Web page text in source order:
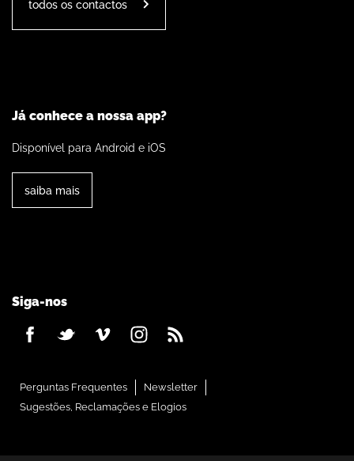
todos os contactos
Já conhece a nossa app?
Disponível para Android e iOS
saiba mais
Siga-nos
Perguntas Frequentes
Newsletter
Sugestões, Reclamações e Elogios